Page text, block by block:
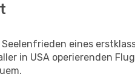
Seelenfrieden eines
in USA operierenden